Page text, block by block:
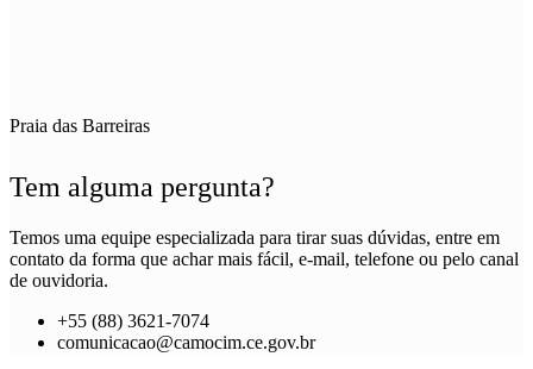
Praia das Barreiras
Tem alguma pergunta?
Temos uma equipe especializada para tirar suas dúvidas, entre em
contato da forma que achar mais fácil, e-mail, telefone ou pelo canal
de ouvidoria.
+55 (88) 3621-7074
comunicacao@camocim.ce.gov.br